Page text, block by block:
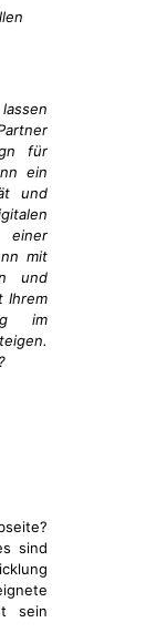
für
ein
und
mit
und
Ihrem
im
sind
sein